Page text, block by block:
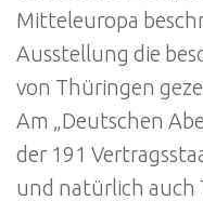
Mitteleuropa
Ausstellung die
von Thüringen
Am „Deutschen
der 191
und natürlich auch